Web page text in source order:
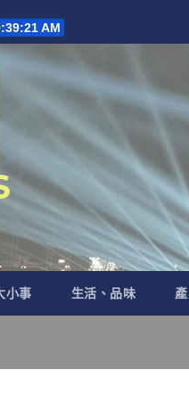
AM
小事 生活、品味